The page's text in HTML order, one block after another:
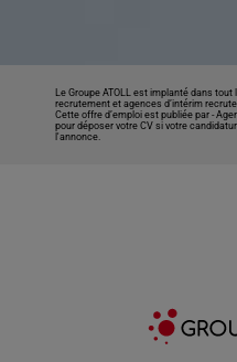
Le Groupe ATOLL est implanté dans
recrutement et agences d’intérim
Cette offre d’emploi est publiée par -
pour déposer votre CV si votre
l'annonce.